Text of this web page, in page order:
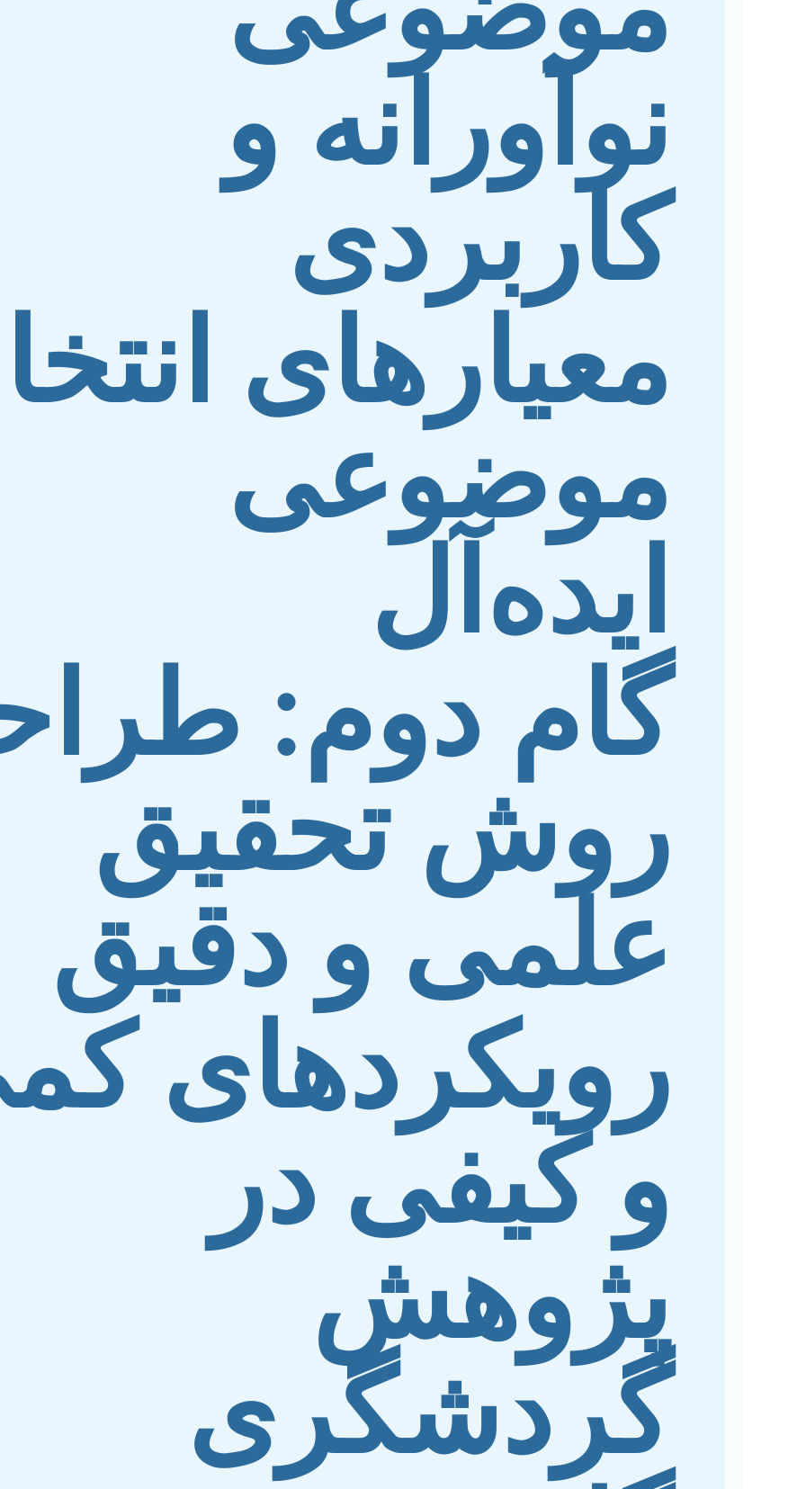
نوآورانه و
کاربردی
معیارهای
موضوعی
ایده‌آل
گام دوم:
روش تحقیق
علمی و دقیق
رویکردهای
و کیفی در
پژوهش
گردشگری